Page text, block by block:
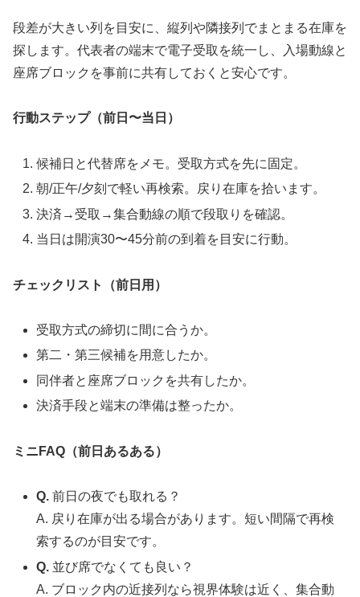
段差が大きい列を目安に、縦列や隣接列でまとまる在庫を
探します。代表者の端末で電子受取を統一し、入場動線と
座席ブロックを事前に共有しておくと安心です。
行動ステップ（前日〜当日）
候補日と代替席をメモ。受取方式を先に固定。
朝/正午/夕刻で軽い再検索。戻り在庫を拾います。
決済→受取→集合動線の順で段取りを確認。
当日は開演30〜45分前の到着を目安に行動。
チェックリスト（前日用）
受取方式の締切に間に合うか。
第二・第三候補を用意したか。
同伴者と座席ブロックを共有したか。
決済手段と端末の準備は整ったか。
ミニFAQ（前日あるある）
Q. 前日の夜でも取れる？
A. 戻り在庫が出る場合があります。短い間隔で再検
索するのが目安です。
Q. 並び席でなくても良い？
A. ブロック内の近接列なら視界体験は近く、集合動